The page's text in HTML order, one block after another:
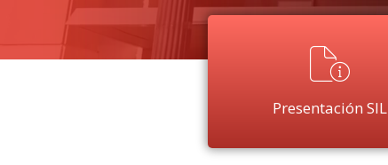
Presentación SIL